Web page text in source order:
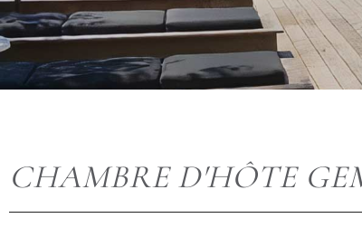
CHAMBRE D'HÔTE